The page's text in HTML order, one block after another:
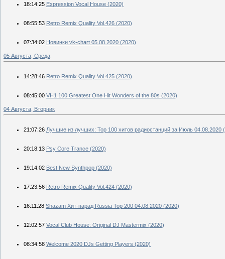
18:14:25 Expression Vocal House (2020)
08:55:53 Retro Remix Quality Vol.426 (2020)
07:34:02 Новинки vk-chart 05.08.2020 (2020)
05 Августа, Среда
14:28:46 Retro Remix Quality Vol.425 (2020)
08:45:00 VH1 100 Greatest One Hit Wonders of the 80s (2020)
04 Августа, Вторник
21:07:26 Лучшие из лучших: Top 100 хитов радиостанций за Июль 04.08.2020
20:18:13 Psy Core Trance (2020)
19:14:02 Best New Synthpop (2020)
17:23:56 Retro Remix Quality Vol.424 (2020)
16:11:28 Shazam Хит-парад Russia Top 200 04.08.2020 (2020)
12:02:57 Vocal Club House: Original DJ Mastermix (2020)
08:34:58 Welcome 2020 DJs Getting Players (2020)